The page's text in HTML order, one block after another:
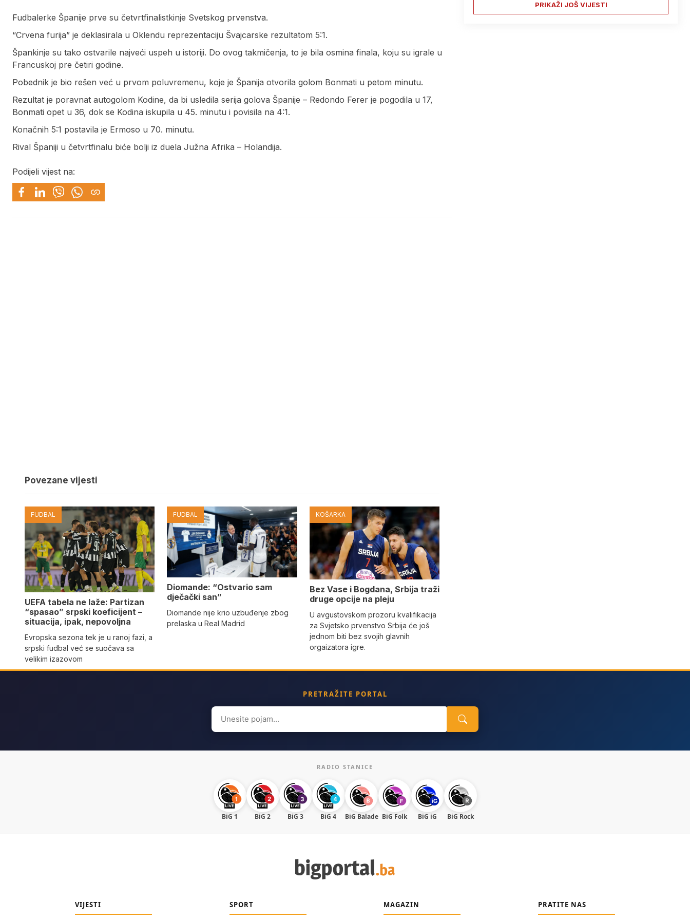
Fudbalerke Španije prve su četvrtfinalistkinje Svetskog prvenstva.
“Crvena furija” je deklasirala u Oklendu reprezentaciju Švajcarske rezultatom 5:1.
Špankinje su tako ostvarile najveći uspeh u istoriji. Do ovog takmičenja, to je bila osmina finala, koju su igrale u
Francuskoj pre četiri godine.
Pobednik je bio rešen već u prvom poluvremenu, koje je Španija otvorila golom Bonmati u petom minutu.
Rezultat je poravnat autogolom Kodine, da bi usledila serija golova Španije – Redondo Ferer je pogodila u 17,
Bonmati opet u 36, dok se Kodina iskupila u 45. minutu i povisila na 4:1.
Konačnih 5:1 postavila je Ermoso u 70. minutu.
Rival Španiji u četvrtfinalu biće bolji iz duela Južna Afrika – Holandija.
Podijeli vijest na:
Povezane vijesti
FUDBAL
UEFA tabela ne laže: Partizan
“spasao” srpski koeficijent –
situacija, ipak, nepovoljna
Evropska sezona tek je u ranoj fazi, a
srpski fudbal već se suočava sa
velikim izazovom
FUDBAL
Diomande: “Ostvario sam
dječački san”
Diomande nije krio uzbuđenje zbog
prelaska u Real Madrid
KOŠARKA
Bez Vase i Bogdana, Srbija traži
druge opcije na pleju
U avgustovskom prozoru kvalifikacija
za Svjetsko prvenstvo Srbija će još
jednom biti bez svojih glavnih
orgaizatora igre.
PRIKAŽI JOŠ VIJESTI
PRETRAŽITE PORTAL
Search
for:
RADIO STANICE
BiG 1 BiG 2 BiG 3 BiG 4 BiG Balade BiG Folk BiG iG BiG Rock
VIJESTI SPORT MAGAZIN PRATITE NAS